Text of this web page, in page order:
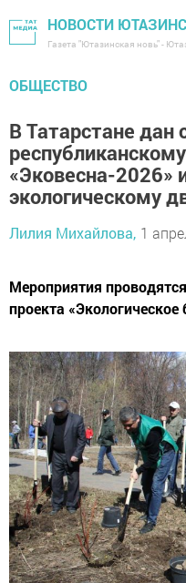
НОВОСТИ
Газета "Ютазинская новь" -
ОБЩЕСТВО
В Татарстане дан
«Эковесна-2026»
экологическому
Лилия Михайлова, 1
Мероприятия
проекта «Экологическое